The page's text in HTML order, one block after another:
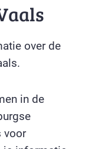
over de
in de
voor